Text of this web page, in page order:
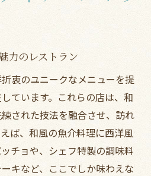
力のレストラン
衷のユニークなメニューを提
ています。これらの店は、和
された技法を融合させ、訪れ
ば、和風の魚介料理に西洋風
チョや、シェフ特製の調味料
キなど、ここでしか味わえな